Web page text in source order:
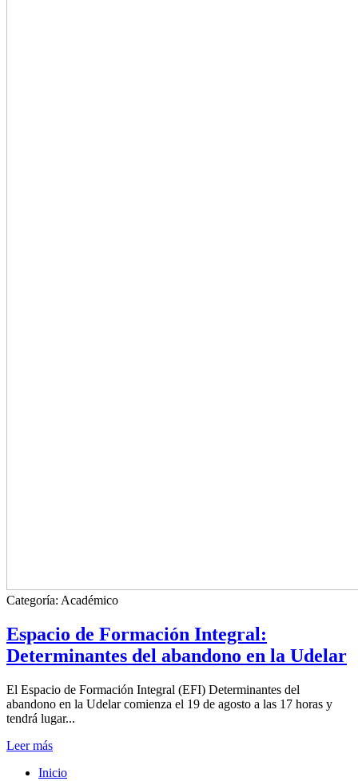
Categoría: Académico
Espacio de Formación Integral:
Determinantes del abandono en la Udelar
El Espacio de Formación Integral (EFI) Determinantes del
abandono en la Udelar comienza el 19 de agosto a las 17 horas y
tendrá lugar...
Leer más
Inicio